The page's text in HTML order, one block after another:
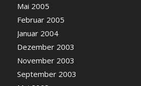
Mai 2005
Februar 2005
Januar 2004
Dezember 2003
November 2003
September 2003